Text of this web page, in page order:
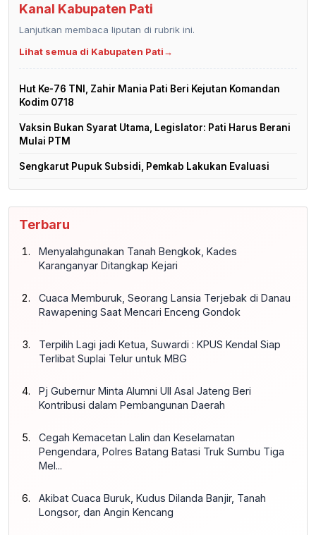
Kanal Kabupaten Pati
Lanjutkan membaca liputan di rubrik ini.
Lihat semua di Kabupaten Pati→
Hut Ke-76 TNI, Zahir Mania Pati Beri Kejutan Komandan
Kodim 0718
Vaksin Bukan Syarat Utama, Legislator: Pati Harus Berani
Mulai PTM
Sengkarut Pupuk Subsidi, Pemkab Lakukan Evaluasi
Terbaru
Menyalahgunakan Tanah Bengkok, Kades
Karanganyar Ditangkap Kejari
Cuaca Memburuk, Seorang Lansia Terjebak di Danau
Rawapening Saat Mencari Enceng Gondok
Terpilih Lagi jadi Ketua, Suwardi : KPUS Kendal Siap
Terlibat Suplai Telur untuk MBG
Pj Gubernur Minta Alumni UII Asal Jateng Beri
Kontribusi dalam Pembangunan Daerah
Cegah Kemacetan Lalin dan Keselamatan
Pengendara, Polres Batang Batasi Truk Sumbu Tiga
Mel...
Akibat Cuaca Buruk, Kudus Dilanda Banjir, Tanah
Longsor, dan Angin Kencang